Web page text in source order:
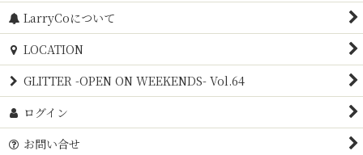
LarryCoについて
LOCATION
GLITTER -OPEN ON WEEKENDS- Vol.64
ログイン
お問い合せ